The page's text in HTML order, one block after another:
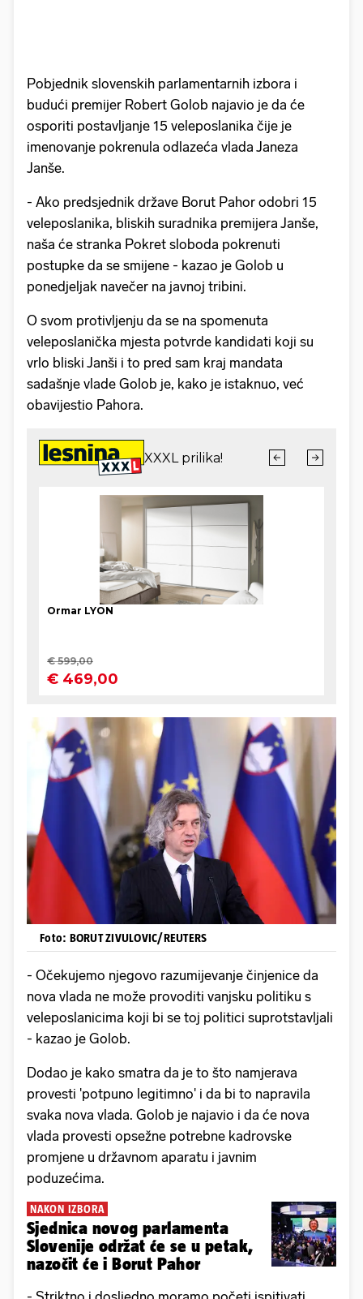
Pobjednik slovenskih parlamentarnih izbora i
budući premijer Robert Golob najavio je da će
osporiti postavljanje 15 veleposlanika čije je
imenovanje pokrenula odlazeća vlada Janeza
Janše.
- Ako predsjednik države Borut Pahor odobri 15
veleposlanika, bliskih suradnika premijera Janše,
naša će stranka Pokret sloboda pokrenuti
postupke da se smijene - kazao je Golob u
ponedjeljak navečer na javnoj tribini.
O svom protivljenju da se na spomenuta
veleposlanička mjesta potvrde kandidati koji su
vrlo bliski Janši i to pred sam kraj mandata
sadašnje vlade Golob je, kako je istaknuo, već
obavijestio Pahora.
Foto: BORUT ZIVULOVIC/REUTERS
- Očekujemo njegovo razumijevanje činjenice da
nova vlada ne može provoditi vanjsku politiku s
veleposlanicima koji bi se toj politici suprotstavljali
- kazao je Golob.
Dodao je kako smatra da je to što namjerava
provesti 'potpuno legitimno' i da bi to napravila
svaka nova vlada. Golob je najavio i da će nova
vlada provesti opsežne potrebne kadrovske
promjene u državnom aparatu i javnim
poduzećima.
NAKON IZBORA
Sjednica novog parlamenta
Slovenije održat će se u petak,
nazočit će i Borut Pahor